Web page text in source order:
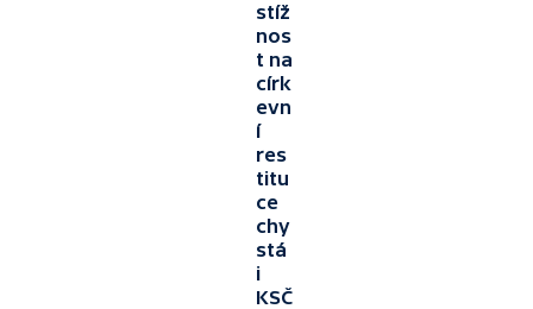
stíž
nos
t na
círk
evn
í
res
titu
ce
chy
stá
i
KSČ